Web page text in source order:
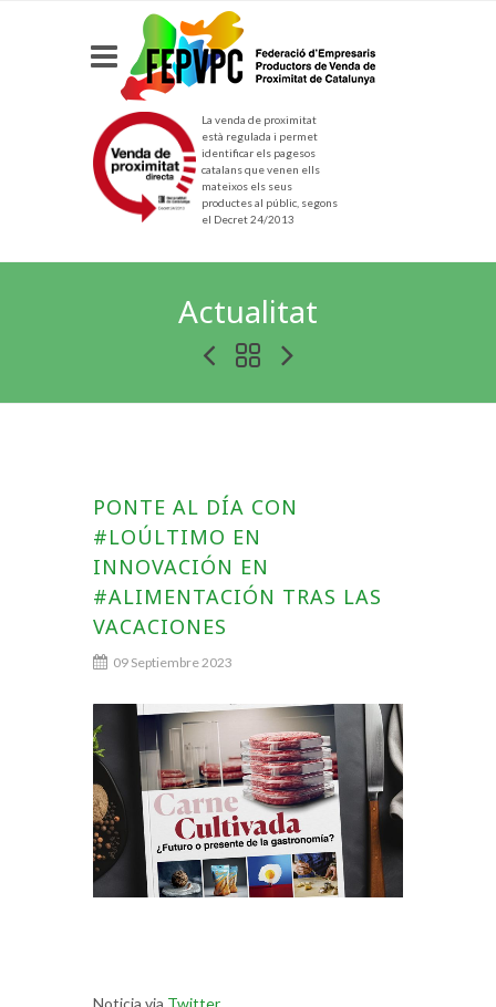
La venda de proximitat
està regulada i permet
identificar els pagesos
catalans que venen ells
mateixos els seus
productes al públic, segons
el Decret 24/2013
Actualitat
PONTE AL DÍA CON
#LOÚLTIMO EN
INNOVACIÓN EN
#ALIMENTACIÓN TRAS LAS
VACACIONES
09 Septiembre 2023
Noticia via Twitter